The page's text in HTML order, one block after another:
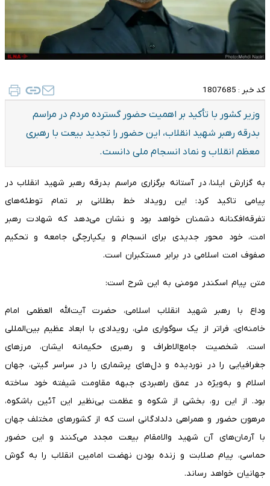
کد خبر : 1807685
وزیر کشور با تأکید بر اهمیت حضور گسترده مردم در مراسم
بدرقه رهبر شهید انقلاب، این حضور را تجدید بیعت با رهبری
معظم انقلاب و نماد انسجام ملی دانست.
به گزارش ایلنا، در آستانه برگزاری مراسم بدرقه رهبر شهید انقلاب در
پیامی تاکید کرد: این رویداد خط بطلانی بر تمام توطئه‌های
تفرقه‌افکنانه دشمنان خواهد بود و نشان می‌دهد که شهادت رهبر
امت، خود محور جدیدی برای انسجام و یکپارچگی جامعه و تحکیم
صفوف امت اسلامی در برابر مستکبران است.
متن پیام اسکندر مومنی به این شرح است:
وداع با رهبر شهید انقلاب اسلامی، حضرت آیت‌الله العظمی امام
خامنه‌ای، فراتر از یک سوگواری ملی، رویدادی با ابعاد عظیم بین‌المللی
است. شخصیت جامع‌الاطراف و رهبری حکیمانه ایشان، مرزهای
جغرافیایی را در نوردیده و دل‌های پرشماری را در سراسر گیتی، جهان
اسلام و به‌ویژه در عمق راهبردی جبهه مقاومت شیفته خود ساخته
بود. از این رو، بخشی از شکوه و عظمت بی‌نظیر این آئین باشکوه،
مرهون حضور و همراهی دلدادگانی است که از کشورهای مختلف جهان
با آرمان‌های آن شهید والامقام بیعت مجدد می‌کنند و این حضور
حماسی، پیام صلابت و زنده بودن نهضت امامین انقلاب را به گوش
جهانیان خواهد رساند.